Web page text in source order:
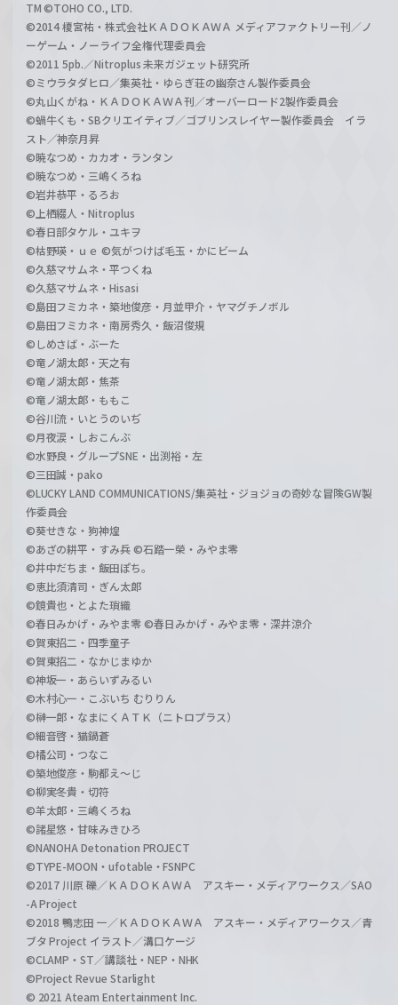
TM ©TOHO CO., LTD.
©2014 榎宮祐・株式会社ＫＡＤＯＫＡＷＡ メディアファクトリー刊／ノ
ーゲーム・ノーライフ全権代理委員会
©2011 5pb.／Nitroplus 未来ガジェット研究所
©ミウラタダヒロ／集英社・ゆらぎ荘の幽奈さん製作委員会
©丸山くがね・ＫＡＤＯＫＡＷＡ刊／オーバーロード2製作委員会
©蝸牛くも・SBクリエイティブ／ゴブリンスレイヤー製作委員会 イラ
スト／神奈月昇
©暁なつめ・カカオ・ランタン
©暁なつめ・三嶋くろね
©岩井恭平・るろお
©上栖綴人・Nitroplus
©春日部タケル・ユキヲ
©枯野瑛・ｕｅ ©気がつけば毛玉・かにビーム
©久慈マサムネ・平つくね
©久慈マサムネ・Hisasi
©島田フミカネ・築地俊彦・月並甲介・ヤマグチノボル
©島田フミカネ・南房秀久・飯沼俊規
©しめさば・ぶーた
©竜ノ湖太郎・天之有
©竜ノ湖太郎・焦茶
©竜ノ湖太郎・ももこ
©谷川流・いとうのいぢ
©月夜涙・しおこんぶ
©水野良・グループSNE・出渕裕・左
©三田誠・pako
©LUCKY LAND COMMUNICATIONS/集英社・ジョジョの奇妙な冒険GW製
作委員会
©葵せきな・狗神煌
©あざの耕平・すみ兵 ©石踏一榮・みやま零
©井中だちま・飯田ぽち。
©恵比須清司・ぎん太郎
©鏡貴也・とよた瑣織
©春日みかげ・みやま零 ©春日みかげ・みやま零・深井涼介
©賀東招二・四季童子
©賀東招二・なかじまゆか
©神坂一・あらいずみるい
©木村心一・こぶいち むりりん
©榊一郎・なまにくＡＴＫ（ニトロプラス）
©細音啓・猫鍋蒼
©橘公司・つなこ
©築地俊彦・駒都え～じ
©柳実冬貴・切符
©羊太郎・三嶋くろね
©諸星悠・甘味みきひろ
©NANOHA Detonation PROJECT
©TYPE-MOON・ufotable・FSNPC
©2017 川原 礫／ＫＡＤＯＫＡＷＡ アスキー・メディアワークス／SAO
-A Project
©2018 鴨志田 一／ＫＡＤＯＫＡＷＡ アスキー・メディアワークス／青
ブタ Project イラスト／溝口ケージ
©CLAMP・ST／講談社・NEP・NHK
©Project Revue Starlight
© 2021 Ateam Entertainment Inc.